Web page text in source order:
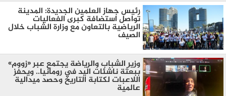
رئيس جهاز العلمين الجديدة: المدينة
تواصل استضافة كبرى الفعاليات
الرياضية بالتعاون مع وزارة الشباب خلال
الصيف
وزير الشباب والرياضة يجتمع عبر «زووم»
ببعثة ناشئات اليد في رومانيا.. ويحفز
اللاعبات لكتابة التاريخ وحصد ميدالية
عالمية